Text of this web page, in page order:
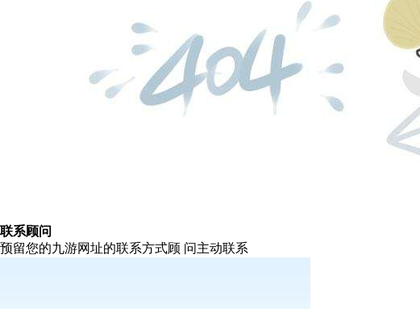
联系顾问
预留您的九游网址的联系方式顾 问主动联系